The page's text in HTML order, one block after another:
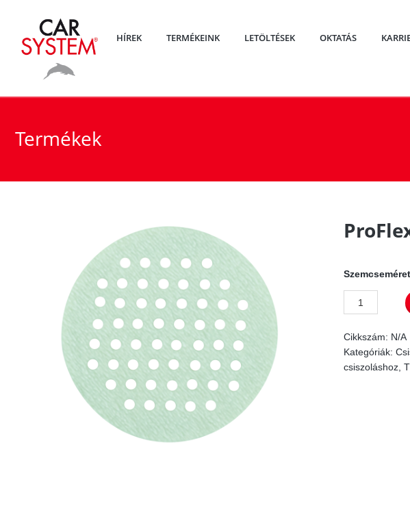
HÍREK TERMÉKEINK LETÖLTÉSEK OKTATÁS
Termékek
Szemcseméret
ProFlex
Soft
H2O
Cikkszám: N/A
Kategóriák:
csiszoláshoz ,